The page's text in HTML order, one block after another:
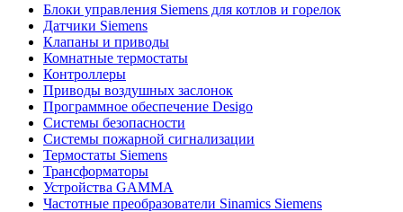
Блоки управления Siemens для котлов и горелок
Датчики Siemens
Клапаны и приводы
Комнатные термостаты
Контроллеры
Приводы воздушных заслонок
Программное обеспечение Desigo
Системы безопасности
Системы пожарной сигнализации
Термостаты Siemens
Трансформаторы
Устройства GAMMA
Частотные преобразователи Sinamics Siemens